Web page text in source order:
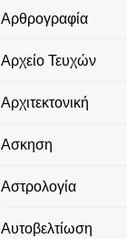
Αρθρογραφία
Αρχείο Τευχών
Αρχιτεκτονική
Ασκηση
Αστρολογία
Αυτοβελτίωση